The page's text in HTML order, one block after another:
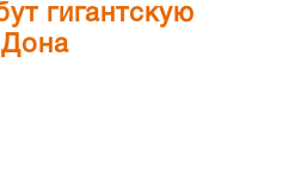
гигантскую
Дона